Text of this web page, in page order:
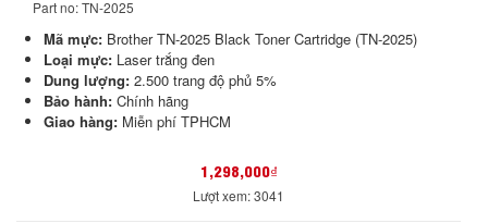
Part no: TN-2025
Mã mực: Brother TN-2025 Black Toner Cartridge (TN-2025)
Loại mực: Laser trắng đen
Dung lượng: 2.500 trang độ phủ 5%
Bảo hành: Chính hãng
Giao hàng: Miễn phí TPHCM
1,298,000₫
Lượt xem: 3041